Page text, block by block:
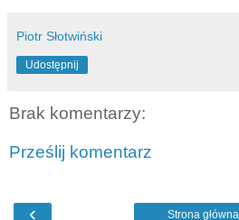
Piotr Słotwiński
Udostępnij
Brak komentarzy:
Prześlij komentarz
‹ Strona główna